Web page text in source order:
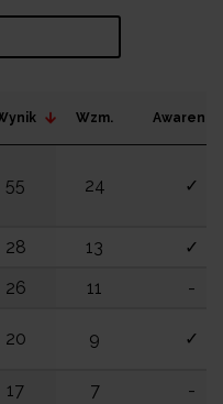
Wzm.
55 24 ✓
28 13
✓
26 11 -
20 9 ✓
17 7
-